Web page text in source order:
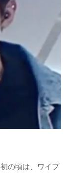
初の頃は、ワイプ